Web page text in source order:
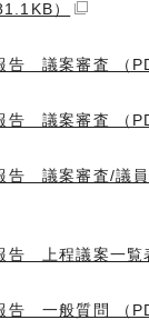
）
告 議案審査 （
告 議案審査 （
告 議案審査/議
告 上程議案一覧
告 一般質問 （